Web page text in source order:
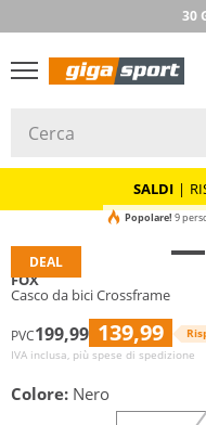
30
SALDI |
DEAL
Popolare! 9
FOX
Casco da bici Crossframe
PVC199,99 139,99
IVA inclusa, più spese di spedizione
Colore: Nero